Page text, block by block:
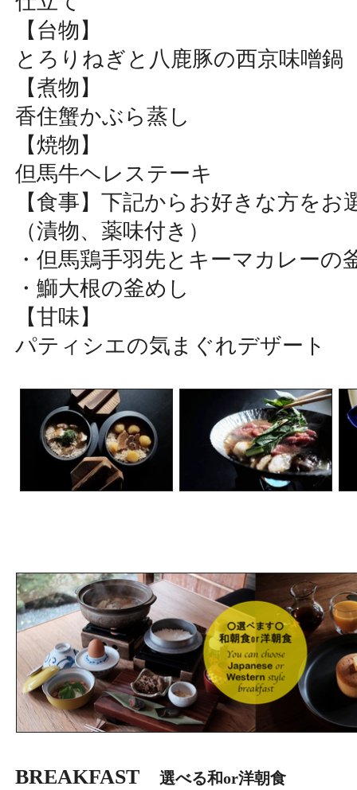
【台物】
とろりねぎと八鹿豚の西京味噌鍋
【煮物】
香住蟹かぶら蒸し
【焼物】
但馬牛ヘレステーキ
【食事】下記からお好きな方をお
（漬物、薬味付き）
・但馬鶏手羽先とキーマカレーの
・鰤大根の釜めし
【甘味】
パティシエの気まぐれデザート
BREAKFAST 選べる和or洋朝食